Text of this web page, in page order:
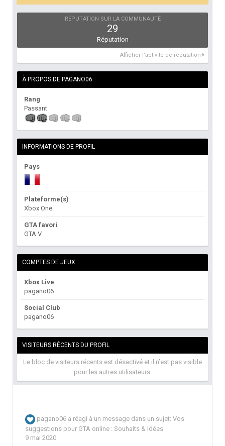
RÉPUTATION SUR LA COMMUNAUTÉ
29
Réputation
Afficher l’activité de réputation
À PROPOS DE PAGANO06
Rang
Passant
INFORMATIONS DE PROFIL
Pays
Plateforme(s)
Xbox One
GTA favori
GTA V
COMPTES DE JEUX
Xbox Live
pagano06
Social Club
pagano06
VISITEURS RÉCENTS DU PROFIL
Le bloc de visiteurs récents est désactivé et il n’est pas visible
pour les autres utilisateurs.
pagano06 a réagi à un message dans un sujet: Vos
suggestions pour GTA online : Souhaits & Idées
9 mai 2020